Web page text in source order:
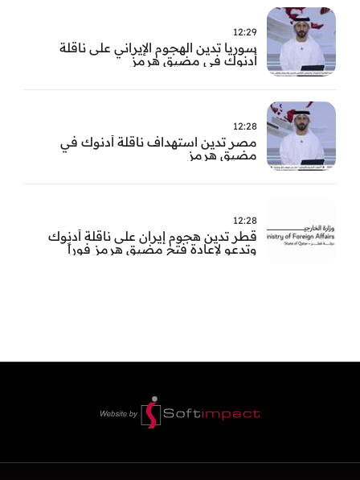
12:29
سوريا تدين الهجوم الإيراني على ناقلة
أدنوك في مضيق هرمز ‏
12:28
مصر تدين استهداف ناقلة أدنوك في
مضيق هرمز
12:28
قطر تدين هجوم إيران على ناقلة أدنوك
وتدعو لإعادة فتح مضيق هرمز فوراً